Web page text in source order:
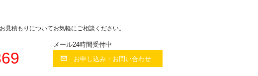
見積もりについてお気軽にご相談ください。
メール24時間受付中
お申し込み・お問い合わせ